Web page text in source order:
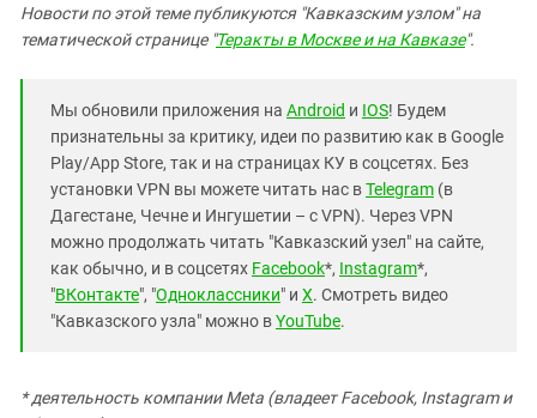
Новости по этой теме публикуются "Кавказским узлом" на
тематической странице "Теракты в Москве и на Кавказе".
Мы обновили приложения на Android и IOS! Будем
признательны за критику, идеи по развитию как в Google
Play/App Store, так и на страницах КУ в соцсетях. Без
установки VPN вы можете читать нас вTelegram (в
Дагестане, Чечне и Ингушетии – с VPN). Через VPN
можно продолжать читать "Кавказский узел" на сайте,
как обычно, и в соцсетях Facebook*, Instagram*,
"ВКонтакте", "Одноклассники" и X. Смотреть видео
"Кавказского узла" можно вYouTube.
* деятельность компании Meta (владеет Facebook, Instagram и